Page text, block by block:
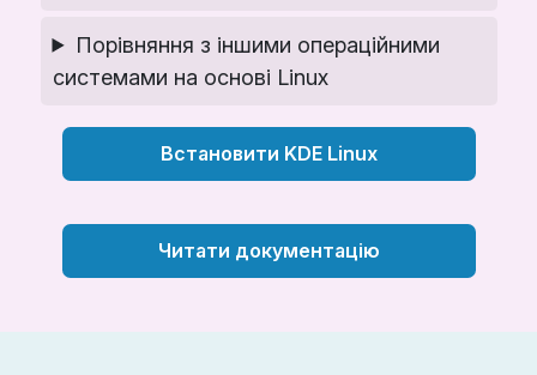
Порівняння з іншими операційними
системами на основі Linux
Встановити KDE Linux
Читати документацію